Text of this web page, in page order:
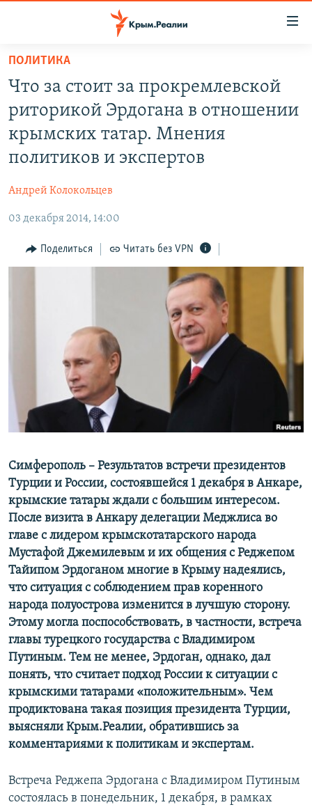
Вернуться
основному
содержанию
Вернутся
главной
Вернутся
ВОДА
ИНТЕРАКТИВ
ИНФОГРАФИКА
ТЕЛЕПРОЕКТ КРЫМ.РЕАЛИИ
ПОБЕДИТЕЛЕЙ НЕ СУДЯТ?
КРЫМ.НЕПОКОРЕННЫЙ
УКРАИНСКАЯ ПРОБЛЕМА КРЫМА
РАДІО СВОБОДА
КАК ОБОЙТИ БЛОКИРОВКУ
ПРИСОЕДИНЯЙТЕСЬ!
Все сайты RFE/RL
ПОЛИТИКА
Что за стоит за прокремлевской
риторикой Эрдогана в отношении
крымских татар. Мнения
политиков и экспертов
Андрей Колокольцев
03 декабря 2014, 14:00
Поделиться Читать без VPN
Симферополь – Результатов встречи президентов
Турции и России, состоявшейся 1 декабря в Анкаре,
крымские татары ждали с большим интересом.
После визита в Анкару делегации Меджлиса во
главе с лидером крымскотатарского народа
Мустафой Джемилевым и их общения с Реджепом
Тайипом Эрдоганом многие в Крыму надеялись,
что ситуация с соблюдением прав коренного
народа полуострова изменится в лучшую сторону.
Этому могла поспособствовать, в частности, встреча
главы турецкого государства с Владимиром
Путиным. Тем не менее, Эрдоган, однако, дал
понять, что считает подход России к ситуации с
крымскими татарами «положительным». Чем
продиктована такая позиция президента Турции,
выясняли Крым.Реалии, обратившись за
комментариями к политикам и экспертам.
Встреча Реджепа Эрдогана с Владимиром Путиным
состоялась в понедельник, 1 декабря, в рамках